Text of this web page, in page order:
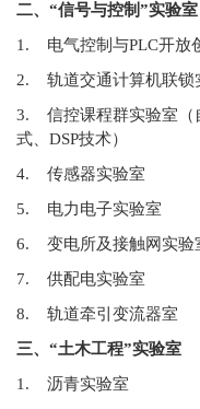
二、“信号与控制”实验室
1. 电气控制与PLC开放
2. 轨道交通计算机联锁
3. 信控课程群实验室（
式、DSP技术）
4. 传感器实验室
5. 电力电子实验室
6. 变电所及接触网实验
7. 供配电实验室
8. 轨道牵引变流器室
三、“土木工程”实验室
1. 沥青实验室